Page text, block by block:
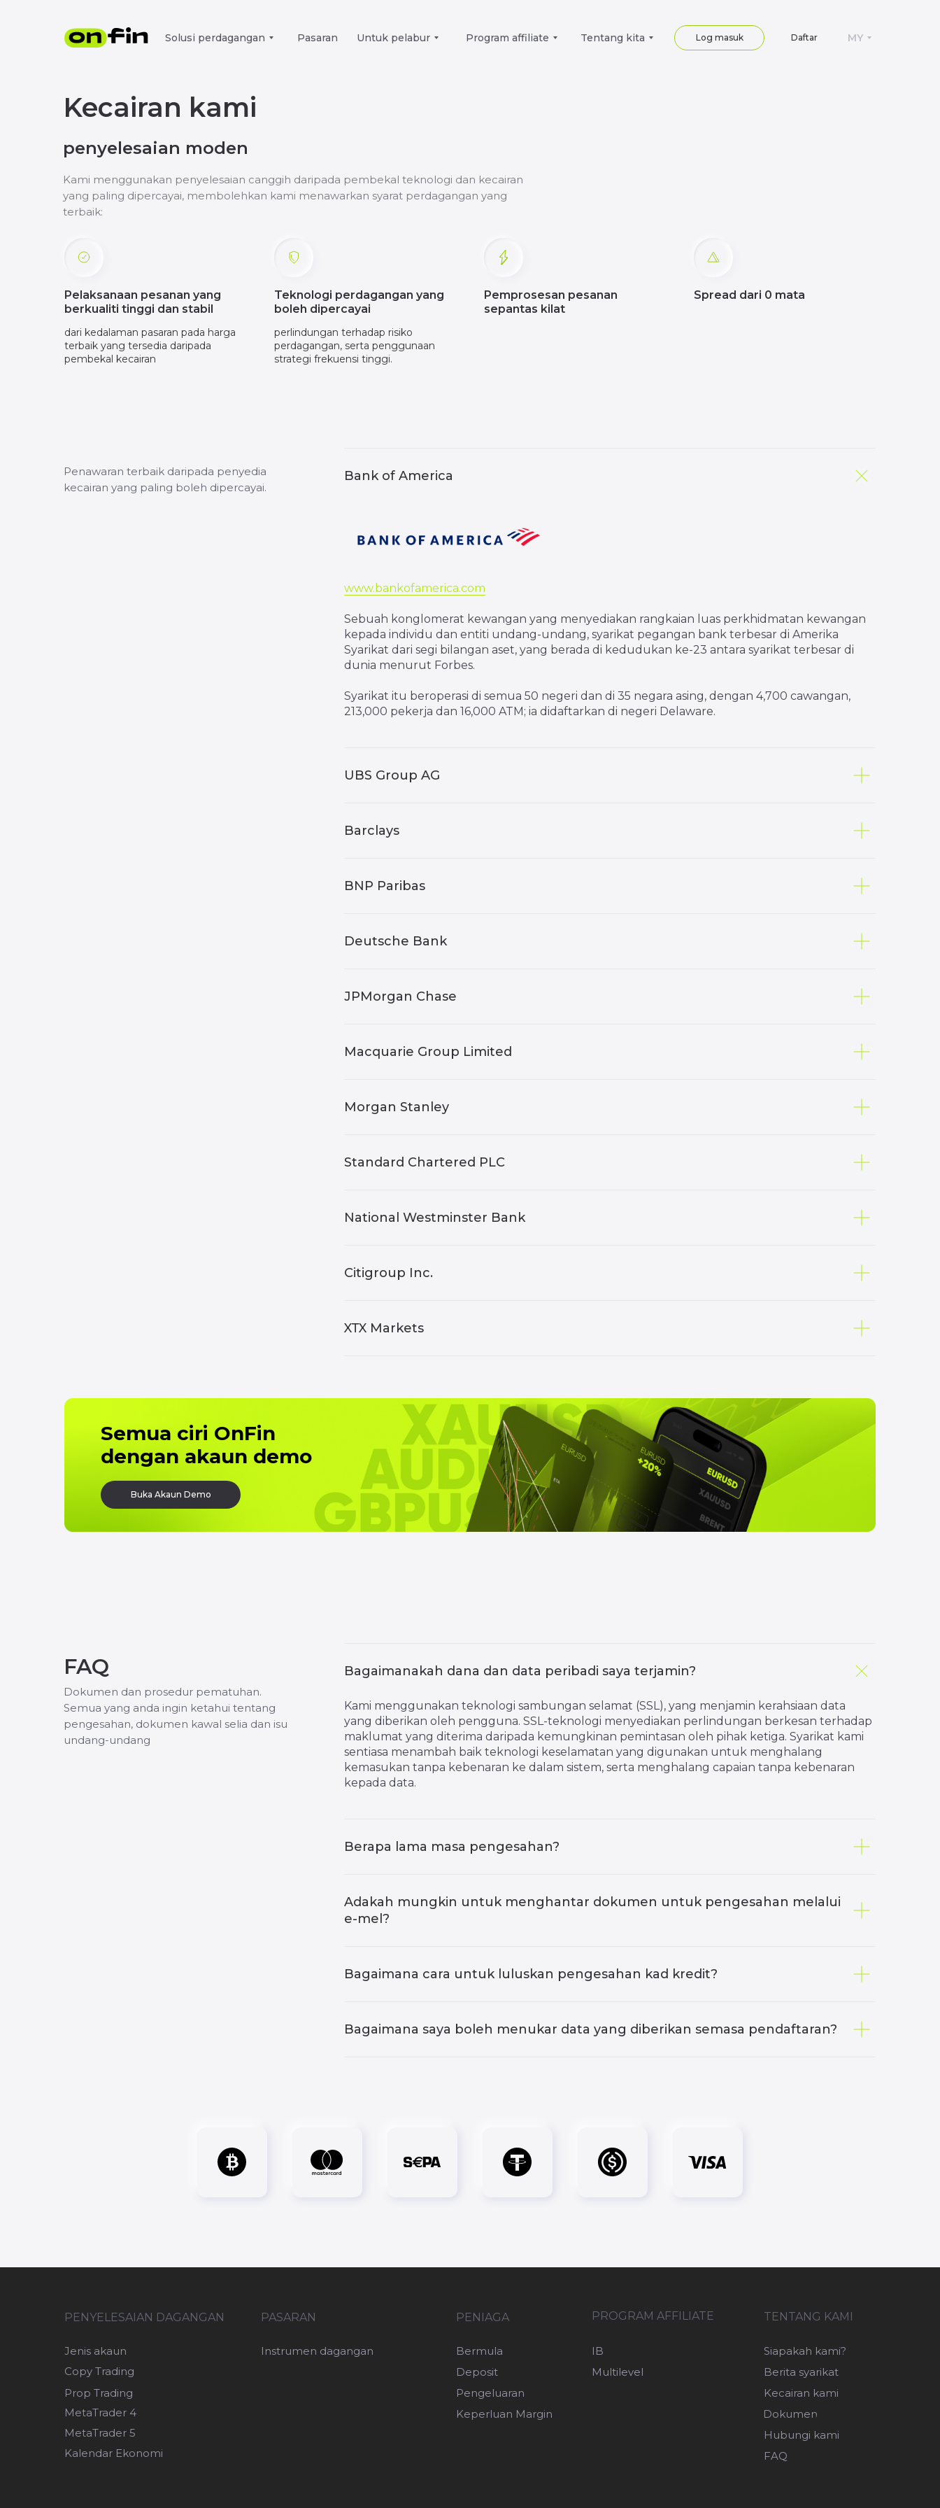
Solusi perdagangan Pasaran Untuk pelabur Program affiliate Tentang kita MY
Daftar
Log masuk
Kecairan kami
penyelesaian moden
Kami menggunakan penyelesaian canggih daripada pembekal teknologi dan kecairan
yang paling dipercayai, membolehkan kami menawarkan syarat perdagangan yang
terbaik:
Teknologi perdagangan yang
boleh dipercayai
perlindungan terhadap risiko
perdagangan, serta penggunaan
strategi frekuensi tinggi.
Pelaksanaan pesanan yang
berkualiti tinggi dan stabil
Pemprosesan pesanan
sepantas kilat
dari kedalaman pasaran pada harga
terbaik yang tersedia daripada
pembekal kecairan
Spread dari 0 mata
Penawaran terbaik daripada penyedia
kecairan yang paling boleh dipercayai.
Bank of America
www.bankofamerica.com
Sebuah konglomerat kewangan yang menyediakan rangkaian luas perkhidmatan kewangan
kepada individu dan entiti undang-undang, syarikat pegangan bank terbesar di Amerika
Syarikat dari segi bilangan aset, yang berada di kedudukan ke-23 antara syarikat terbesar di
dunia menurut Forbes.
Syarikat itu beroperasi di semua 50 negeri dan di 35 negara asing, dengan 4,700 cawangan,
213,000 pekerja dan 16,000 ATM; ia didaftarkan di negeri Delaware.
UBS Group AG
Barclays
BNP Paribas
Deutsche Bank
JPMorgan Chase
Macquarie Group Limited
Morgan Stanley
Standard Chartered PLC
National Westminster Bank
Citigroup Inc.
XTX Markets
Semua ciri OnFin
dengan akaun demo
Buka Akaun Demo
FAQ
Dokumen dan prosedur pematuhan.
Semua yang anda ingin ketahui tentang
pengesahan, dokumen kawal selia dan isu
undang-undang
Bagaimanakah dana dan data peribadi saya terjamin?
Kami menggunakan teknologi sambungan selamat (SSL), yang menjamin kerahsiaan data
yang diberikan oleh pengguna. SSL-teknologi menyediakan perlindungan berkesan terhadap
maklumat yang diterima daripada kemungkinan pemintasan oleh pihak ketiga. Syarikat kami
sentiasa menambah baik teknologi keselamatan yang digunakan untuk menghalang
kemasukan tanpa kebenaran ke dalam sistem, serta menghalang capaian tanpa kebenaran
kepada data.
Berapa lama masa pengesahan?
Adakah mungkin untuk menghantar dokumen untuk pengesahan melalui
e-mel?
Bagaimana cara untuk luluskan pengesahan kad kredit?
Bagaimana saya boleh menukar data yang diberikan semasa pendaftaran?
TENTANG KAMI
FAQ
Dokumen
Hubungi kami
Kecairan kami
Siapakah kami?
Berita syarikat
PASARAN
Instrumen dagangan
PROGRAM AFFILIATE
IB
Multilevel
PENIAGA
Pengeluaran
Keperluan Margin
Bermula
Deposit
PENYELESAIAN DAGANGAN
Copy Trading
Prop Trading
MetaTrader 4
MetaTrader 5
Kalendar Ekonomi
Jenis akaun